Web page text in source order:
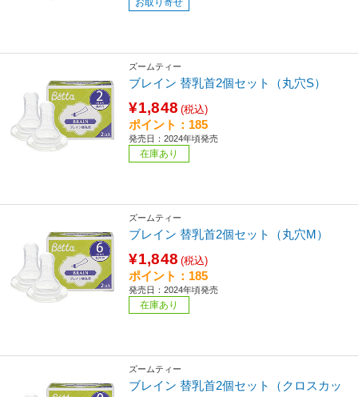
お取り寄せ
ズームティー
ブレイン 替乳首2個セット（丸穴S）
¥1,848 (税込)
ポイント：185
発売日：2024年頃発売
在庫あり
ズームティー
ブレイン 替乳首2個セット（丸穴M）
¥1,848 (税込)
ポイント：185
発売日：2024年頃発売
在庫あり
ズームティー
ブレイン 替乳首2個セット（クロスカッ